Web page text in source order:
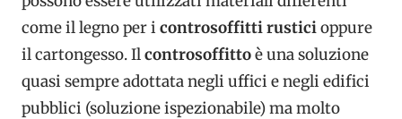
come il legno per i controsoffitti rusticioppure
il cartongesso. Ilcontrosoffittoè una soluzione
quasi sempre adottata negli uffici e negli edifici
pubblici (soluzione ispezionabile) ma molto